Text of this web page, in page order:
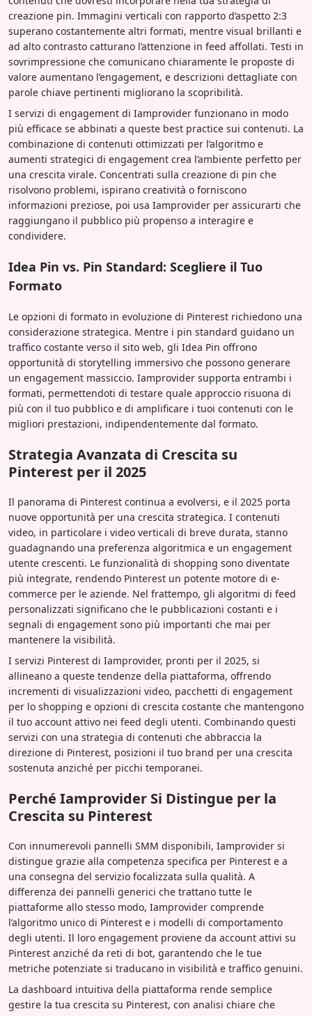
creazione pin. Immagini verticali con rapporto d’aspetto 2:3
superano costantemente altri formati, mentre visual brillanti e
ad alto contrasto catturano l’attenzione in feed affollati. Testi in
sovrimpressione che comunicano chiaramente le proposte di
valore aumentano l’engagement, e descrizioni dettagliate con
parole chiave pertinenti migliorano la scopribilità.
I servizi di engagement di Iamprovider funzionano in modo
più efficace se abbinati a queste best practice sui contenuti. La
combinazione di contenuti ottimizzati per l’algoritmo e
aumenti strategici di engagement crea l’ambiente perfetto per
una crescita virale. Concentrati sulla creazione di pin che
risolvono problemi, ispirano creatività o forniscono
informazioni preziose, poi usa Iamprovider per assicurarti che
raggiungano il pubblico più propenso a interagire e
condividere.
Idea Pin vs. Pin Standard: Scegliere il Tuo
Formato
Le opzioni di formato in evoluzione di Pinterest richiedono una
considerazione strategica. Mentre i pin standard guidano un
traffico costante verso il sito web, gli Idea Pin offrono
opportunità di storytelling immersivo che possono generare
un engagement massiccio. Iamprovider supporta entrambi i
formati, permettendoti di testare quale approccio risuona di
più con il tuo pubblico e di amplificare i tuoi contenuti con le
migliori prestazioni, indipendentemente dal formato.
Strategia Avanzata di Crescita su
Pinterest per il 2025
Il panorama di Pinterest continua a evolversi, e il 2025 porta
nuove opportunità per una crescita strategica. I contenuti
video, in particolare i video verticali di breve durata, stanno
guadagnando una preferenza algoritmica e un engagement
utente crescenti. Le funzionalità di shopping sono diventate
più integrate, rendendo Pinterest un potente motore di e-
commerce per le aziende. Nel frattempo, gli algoritmi di feed
personalizzati significano che le pubblicazioni costanti e i
segnali di engagement sono più importanti che mai per
mantenere la visibilità.
I servizi Pinterest di Iamprovider, pronti per il 2025, si
allineano a queste tendenze della piattaforma, offrendo
incrementi di visualizzazioni video, pacchetti di engagement
per lo shopping e opzioni di crescita costante che mantengono
il tuo account attivo nei feed degli utenti. Combinando questi
servizi con una strategia di contenuti che abbraccia la
direzione di Pinterest, posizioni il tuo brand per una crescita
sostenuta anziché per picchi temporanei.
Perché Iamprovider Si Distingue per la
Crescita su Pinterest
Con innumerevoli pannelli SMM disponibili, Iamprovider si
distingue grazie alla competenza specifica per Pinterest e a
una consegna del servizio focalizzata sulla qualità. A
differenza dei pannelli generici che trattano tutte le
piattaforme allo stesso modo, Iamprovider comprende
l’algoritmo unico di Pinterest e i modelli di comportamento
degli utenti. Il loro engagement proviene da account attivi su
Pinterest anziché da reti di bot, garantendo che le tue
metriche potenziate si traducano in visibilità e traffico genuini.
La dashboard intuitiva della piattaforma rende semplice
gestire la tua crescita su Pinterest, con analisi chiare che